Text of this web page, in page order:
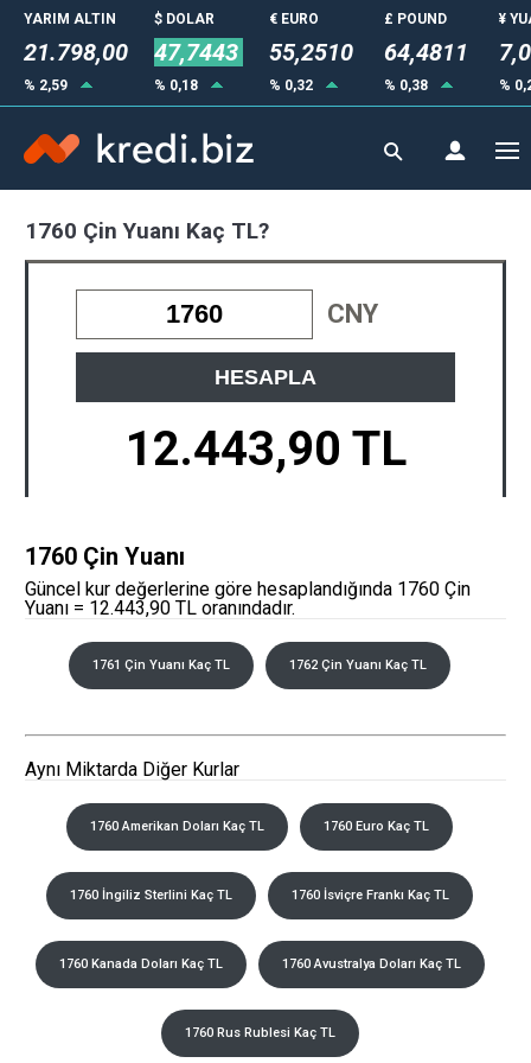
YARIM ALTIN
21.798,00
% 2,59
$ DOLAR
47,7443
% 0,18
€ EURO
55,2510
% 0,32
£ POUND
64,4811
% 0,38
¥
%
1760 Çin Yuanı Kaç TL?
CNY
HESAPLA
12.443,90 TL
1760 Çin Yuanı
Güncel kur değerlerine göre hesaplandığında 1760 Çin
Yuanı = 12.443,90 TL oranındadır.
1761 Çin Yuanı Kaç TL 1762 Çin Yuanı Kaç TL
Aynı Miktarda Diğer Kurlar
1760 Amerikan Doları Kaç TL 1760 Euro Kaç TL
1760 İngiliz Sterlini Kaç TL 1760 İsviçre Frankı Kaç TL
1760 Kanada Doları Kaç TL 1760 Avustralya Doları Kaç TL
1760 Rus Rublesi Kaç TL